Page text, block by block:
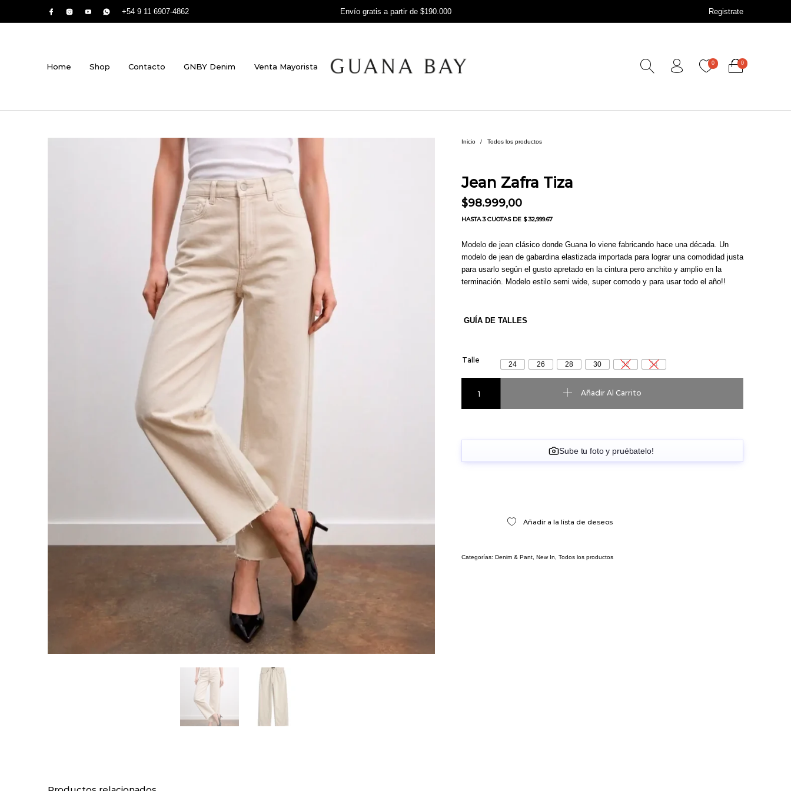
+54 9 11 6907-4862 Envío gratis a partir de $190.000 Registrate
Home Shop Contacto GNBY Denim Venta Mayorista 0 0
Inicio / Todos los productos
Jean Zafra Tiza
$98.999,00
HASTA3 CUOTASDE $ 32,999.67
Modelo de jean clásico donde Guana lo viene fabricando hace una década. Un
modelo de jean de gabardina elastizada importada para lograr una comodidad justa
para usarlo según el gusto apretado en la cintura pero anchito y amplio en la
terminación. Modelo estilo semi wide, super comodo y para usar todo el año!!
GUÍA DE TALLES
Talle
24 26 28 30 32 34
Añadir Al Carrito
Sube tu foto y pruébatelo!
Añadir a la lista de deseos
Categorías: Denim & Pant, New In Todos los productos